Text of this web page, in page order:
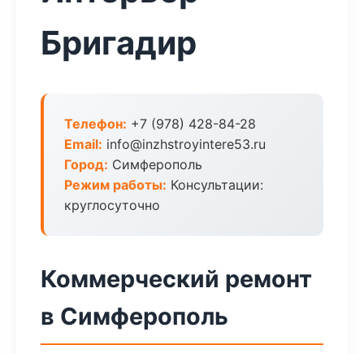
Бригадир
Телефон: +7 (978) 428-84-28
Email: info@inzhstroyintere53.ru
Город: Симферополь
Режим работы: Консультации:
круглосуточно
Коммерческий ремонт
в Симферополь